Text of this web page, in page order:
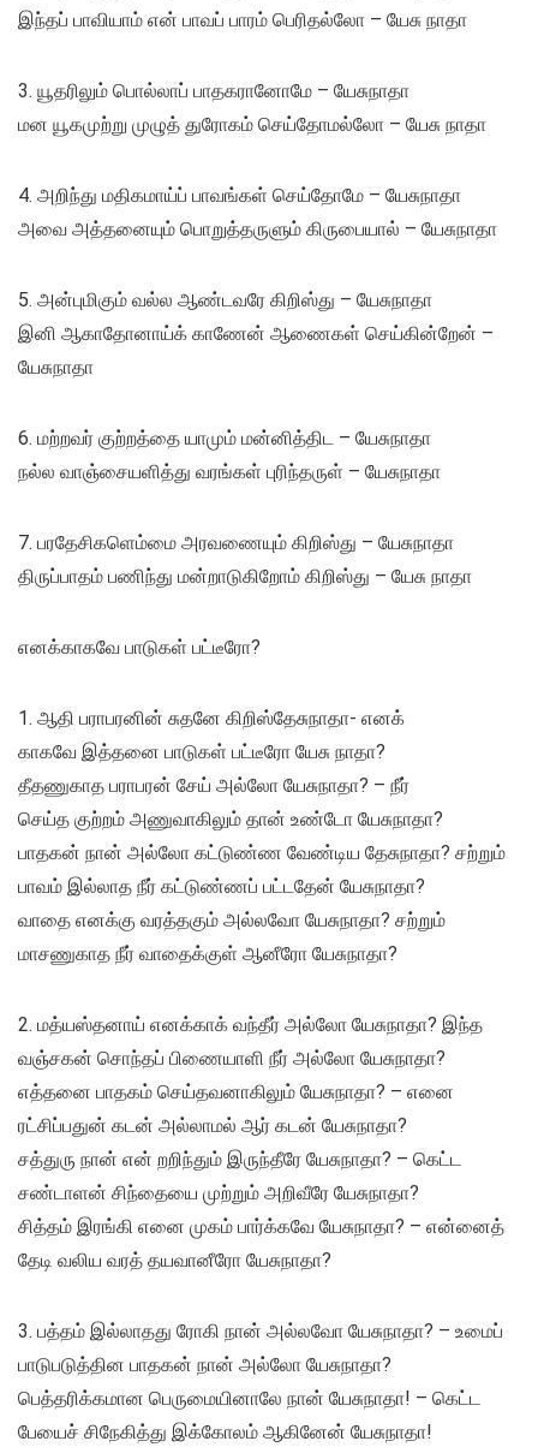
இந்தப் பாவியாம் என் பாவப் பாரம் பெரிதல்லோ – யேசு நாதா
3. யூதரிலும் பொல்லாப் பாதகரானோமே – யேசுநாதா
மன யூகமுற்று முழுத் துரோகம் செய்தோமல்லோ – யேசு நாதா
4. அறிந்து மதிகமாய்ப் பாவங்கள் செய்தோமே – யேசுநாதா
அவை அத்தனையும் பொறுத்தருளும் கிருபையால் – யேசுநாதா
5. அன்புமிகும் வல்ல ஆண்டவரே கிறிஸ்து – யேசுநாதா
இனி ஆகாதோனாய்க் காணேன் ஆணைகள் செய்கின்றேன் –
யேசுநாதா
6. மற்றவர் குற்றத்தை யாமும் மன்னித்திட – யேசுநாதா
நல்ல வாஞ்சையளித்து வரங்கள் புரிந்தருள் – யேசுநாதா
7. பரதேசிகளெம்மை அரவணையும் கிறிஸ்து – யேசுநாதா
திருப்பாதம் பணிந்து மன்றாடுகிறோம் கிறிஸ்து – யேசு நாதா
எனக்காகவே பாடுகள் பட்டீரோ?
1. ஆதி பராபரனின் சுதனே கிறிஸ்தேசுநாதா- எனக்
காகவே இத்தனை பாடுகள் பட்டீரோ யேசு நாதா?
தீதணுகாத பராபரன் சேய் அல்லோ யேசுநாதா? – நீர்
செய்த குற்றம் அணுவாகிலும் தான் உண்டோ யேசுநாதா?
பாதகன் நான் அல்லோ கட்டுண்ண வேண்டிய தேசுநாதா? சற்றும்
பாவம் இல்லாத நீர் கட்டுண்ணப் பட்டதேன் யேசுநாதா?
வாதை எனக்கு வரத்தகும் அல்லவோ யேசுநாதா? சற்றும்
மாசணுகாத நீர் வாதைக்குள் ஆனீரோ யேசுநாதா?
2. மத்யஸ்தனாய் எனக்காக் வந்தீர் அல்லோ யேசுநாதா? இந்த
வஞ்சகன் சொந்தப் பிணையாளி நீர் அல்லோ யேசுநாதா?
எத்தனை பாதகம் செய்தவனாகிலும் யேசுநாதா? – எனை
ரட்சிப்பதுன் கடன் அல்லாமல் ஆர் கடன் யேசுநாதா?
சத்துரு நான் என் றறிந்தும் இருந்தீரே யேசுநாதா? – கெட்ட
சண்டாளன் சிந்தையை முற்றும் அறிவீரே யேசுநாதா?
சித்தம் இரங்கி எனை முகம் பார்க்கவே யேசுநாதா? – என்னைத்
தேடி வலிய வரத் தயவானீரோ யேசுநாதா?
3. பத்தம் இல்லாதது ரோகி நான் அல்லவோ யேசுநாதா? – உமைப்
பாடுபடுத்தின பாதகன் நான் அல்லோ யேசுநாதா?
பெத்தரிக்கமான பெருமையினாலே நான் யேசுநாதா! – கெட்ட
பேயைச் சிநேகித்து இக்கோலம் ஆகினேன் யேசுநாதா!